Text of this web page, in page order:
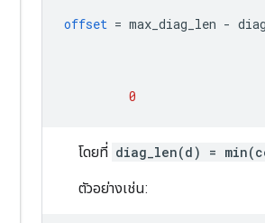
offset = max_diag_len -
0
โดยที่ diag_len(d) =
ตัวอย่างเช่น: